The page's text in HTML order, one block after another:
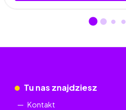
Tu nas znajdziesz
Kontakt